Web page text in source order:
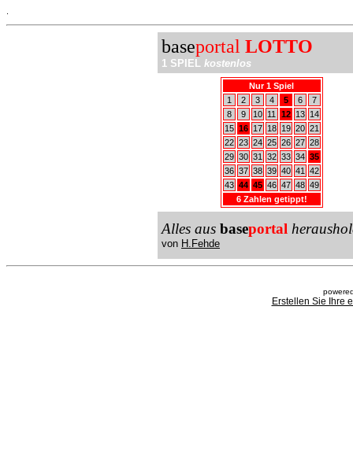
baseportal LOTTO
1 SPIEL kostenlos
Nur 1 Spiel
1
2 3 4 5 6
7
8
9 10 11 12 13
14
15 16 17 18 19 20 21
22 23 24 25 26 27 28
29 30 31 32 33 34 35
36 37 38 39 40 41
42
43 44 45 46 47 48 49
6 Zahlen getippt!
Alles aus baseportal
von H.Fehde
Erstellen Sie Ihre